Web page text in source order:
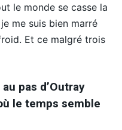
le monde se casse la
me suis bien marré
Et ce malgré trois
pas d’Outray
le temps semble